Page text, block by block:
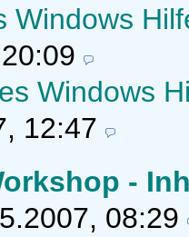
Windows
Windows
12:47
-
08:29